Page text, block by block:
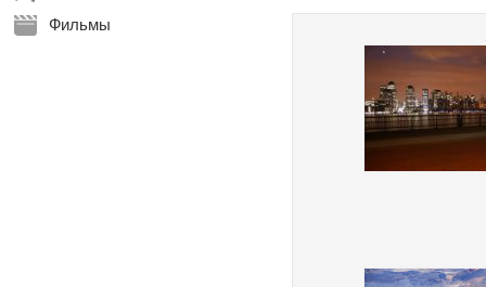
Фильмы